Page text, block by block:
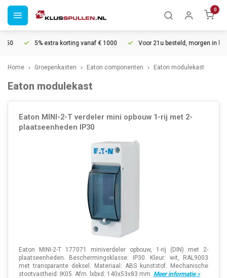
0
5% extra korting vanaf € 1000 Voor 21u besteld, morgen in huis*
Home Groepenkasten Eaton componenten Eaton modulekast
Eaton modulekast
Eaton MINI-2-T verdeler mini opbouw 1-rij met 2-
plaatseenheden IP30
Eaton MINI-2-T 177071 miniverdeler opbouw, 1-rij (DIN) met 2-
plaatseenheden. Beschermingsklasse: IP30. Kleur: wit, RAL9003
met transparante deksel. Materiaal: ABS kunststof. Mechanische
stootvastheid: IK05. Afm. lxbxd: 140x53x83 mm. Meer informatie »